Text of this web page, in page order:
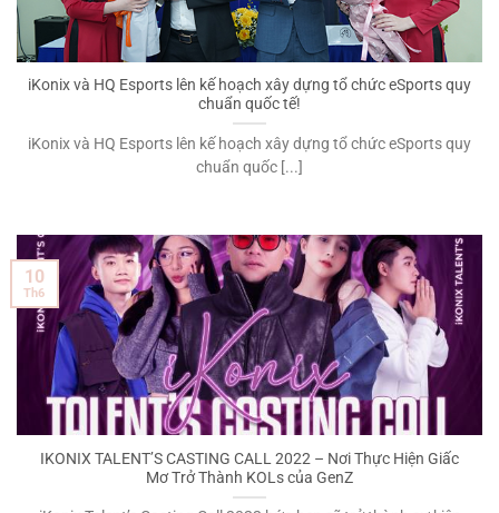
iKonix và HQ Esports lên kế hoạch xây dựng tổ chức eSports quy
chuẩn quốc tế!
iKonix và HQ Esports lên kế hoạch xây dựng tổ chức eSports quy
chuẩn quốc [...]
IKONIX TALENT’S CASTING CALL 2022 – Nơi Thực Hiện Giấc
Mơ Trở Thành KOLs của GenZ
10
Th6